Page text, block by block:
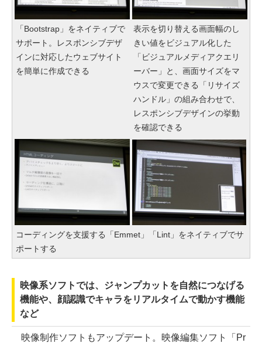
「Bootstrap」をネイティブで
サポート。レスポンシブデザ
インに対応したウェブサイト
を簡単に作成できる
表示を切り替える画面幅のし
きい値をビジュアル化した
「ビジュアルメディアクエリ
ーバー」と、画面サイズをマ
ウスで変更できる「リサイズ
ハンドル」の組み合わせで、
レスポンシブデザインの挙動
を確認できる
コーディングを支援する「Emmet」「Lint」をネイティブでサ
ポートする
映像系ソフトでは、ジャンプカットを自然につなげる
機能や、顔認識でキャラをリアルタイムで動かす機能
など
映像制作ソフトもアップデート。映像編集ソフト「Pr